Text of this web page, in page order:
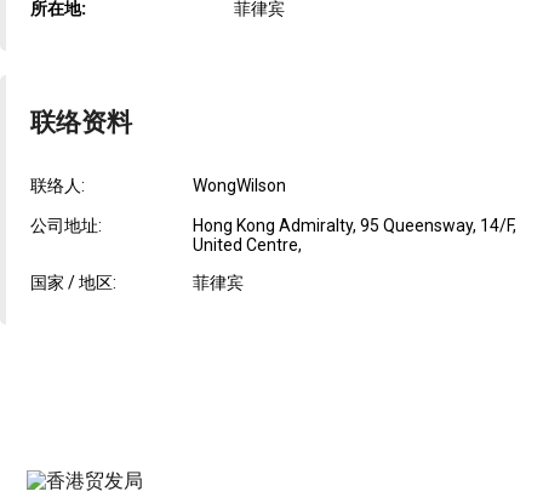
所在地: 菲律宾
联络资料
联络人: WongWilson
公司地址:
Hong Kong Admiralty, 95 Queensway, 14/F,
United Centre,
国家 / 地区:
菲律宾